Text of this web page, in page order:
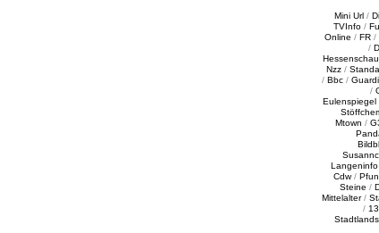
Mini Url /
TVInfo /
Online / FR /
/
Hessenschau
Nzz /
/ Bbc /
/
Eulenspiegel
Mtown /
Langeninfo
Cdw/
Steine /
Mittelalter/
/